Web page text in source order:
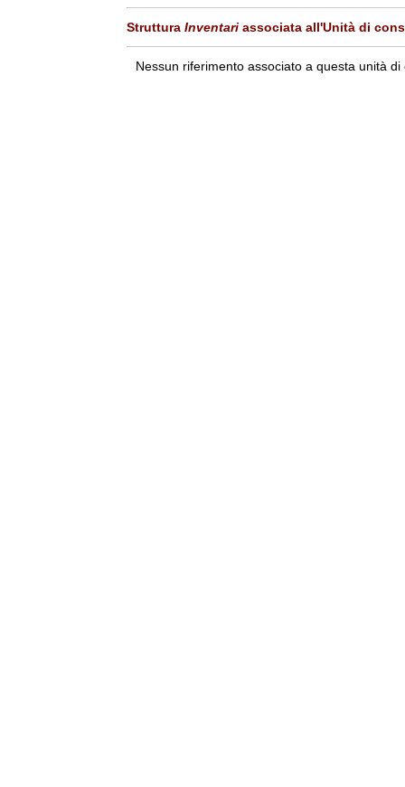
Struttura Inventari associata all'Unità di
Nessun riferimento associato a questa unità